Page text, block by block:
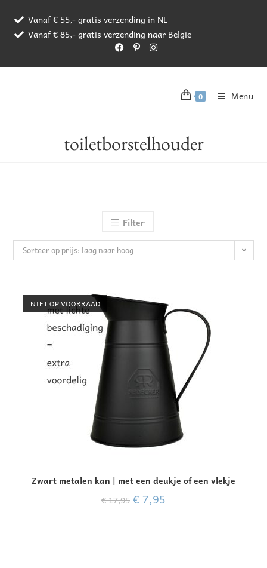
Vanaf € 55,- gratis verzending in NL
Vanaf € 85,- gratis verzending naar Belgie
0 Menu
toiletborstelhouder
Filter
Sorteer op prijs: laag naar hoog
NIET OP VOORRAAD
Zwart metalen kan | met een deukje of een vlekje
€17,95 € 7,95